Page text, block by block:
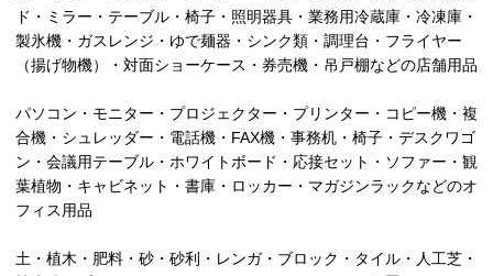
ド・ミラー・テーブル・椅子・照明器具・業務用冷蔵庫・冷凍庫・
製氷機・ガスレンジ・ゆで麺器・シンク類・調理台・フライヤー
（揚げ物機）・対面ショーケース・券売機・吊戸棚などの店舗用品
パソコン・モニター・プロジェクター・プリンター・コピー機・複
合機・シュレッダー・電話機・FAX機・事務机・椅子・デスクワゴ
ン・会議用テーブル・ホワイトボード・応接セット・ソファー・観
葉植物・キャビネット・書庫・ロッカー・マガジンラックなどのオ
フィス用品
土・植木・肥料・砂・砂利・レンガ・ブロック・タイル・人工芝・